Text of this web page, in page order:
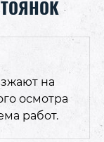
на
осмотра
работ.